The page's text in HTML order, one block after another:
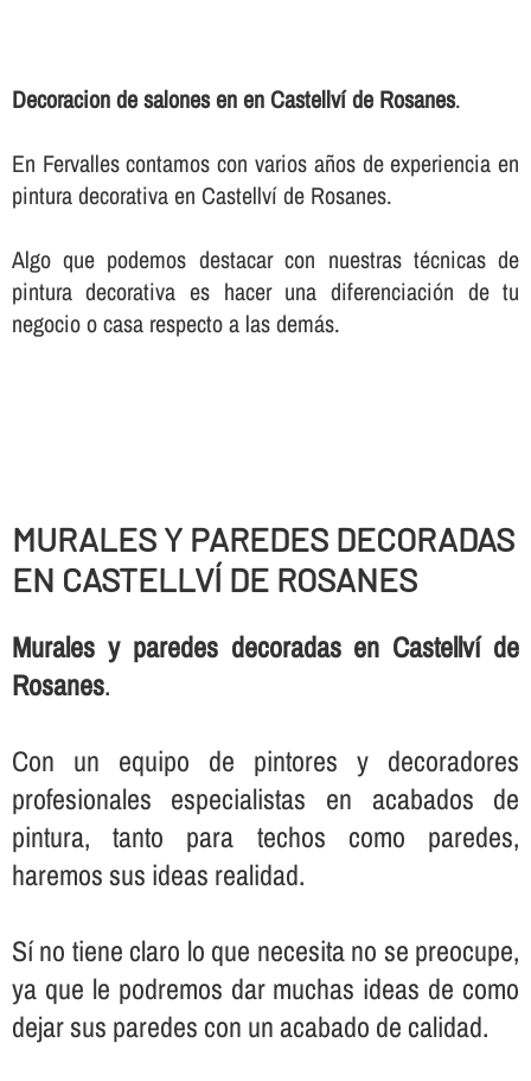
Decoracion de salones en en Castellví de Rosanes.
En Fervalles contamos con varios años de experiencia en
pintura decorativa en Castellví de Rosanes.
Algo que podemos destacar con nuestras técnicas de
pintura decorativa es hacer una diferenciación de tu
negocio o casa respecto a las demás.
MURALES Y PAREDES DECORADAS
EN CASTELLVÍ DE ROSANES
Murales y paredes decoradas en Castellví de
Rosanes.
Con un equipo de pintores y decoradores
profesionales especialistas en acabados de
pintura, tanto para techos como paredes,
haremos sus ideas realidad.
Sí­ no tiene claro lo que necesita no se preocupe,
ya que le podremos dar muchas ideas de como
dejar sus paredes con un acabado de calidad.